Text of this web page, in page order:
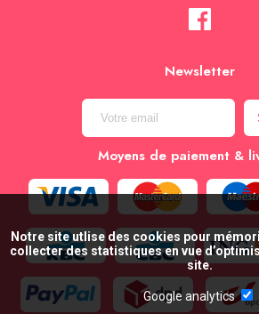
Newsletter
Moyens de paiement &
Notre site utlise des cookies pour
collecter des statistiques en vue
site.
Google analytics